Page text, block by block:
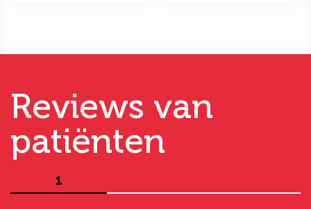
Reviews van
patiënten
1